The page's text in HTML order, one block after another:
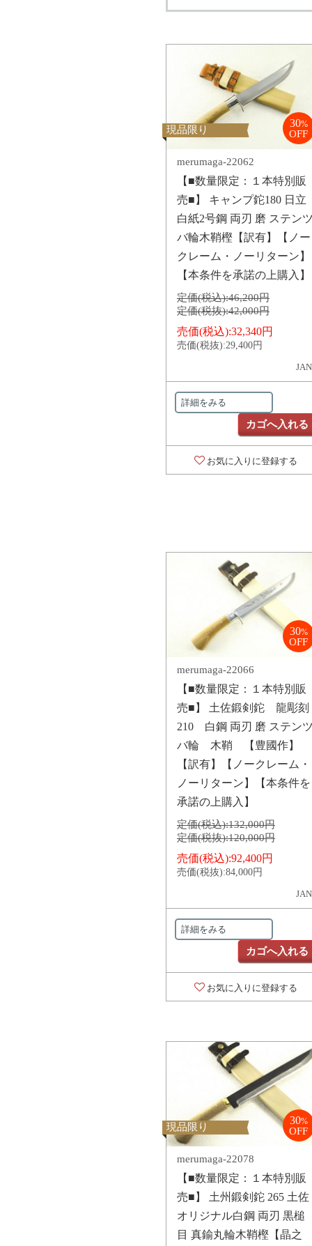
現品限り
30%
OFF
merumaga-22062
【■数量限定：１本特別販
売■】 キャンプ鉈180 日立
白紙2号鋼 両刃 磨 ステン
バ輪木鞘樫【訳有】【ノー
クレーム・ノーリターン】
【本条件を承諾の上購入】
定価(税込):46,200円
定価(税抜):42,000円
売価(税込):32,340円
売価(税抜):29,400円
詳細をみる
カゴへ入れる
お気に入りに登録する
30%
OFF
merumaga-22066
【■数量限定：１本特別販
売■】 土佐鍛剣鉈 龍彫刻
210 白鋼 両刃 磨 ステン
バ輪 木鞘 【豊國作】
【訳有】【ノークレーム・
ノーリターン】【本条件を
承諾の上購入】
定価(税込):132,000円
定価(税抜):120,000円
売価(税込):92,400円
売価(税抜):84,000円
詳細をみる
カゴへ入れる
お気に入りに登録する
現品限り
30%
OFF
merumaga-22078
【■数量限定：１本特別販
売■】 土州鍛剣鉈 265 土佐
オリジナル白鋼 両刃 黒槌
目 真鍮丸輪木鞘樫【晶之